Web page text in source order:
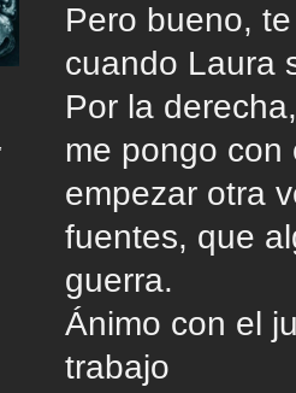
Pero bueno,
cuando Laura
Por la
me pongo
empezar otra
fuentes, que
guerra.
Ánimo con el
trabajo